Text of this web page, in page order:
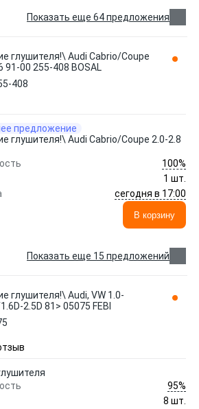
Показать еще 64 предложения
глушителя!\ Audi Cabrio/Coupe
91-00 255-408 BOSAL
408
предложение
глушителя!\ Audi Cabrio/Coupe 2.0-2.8
100%
1 шт.
сегодня в 17:00
В корзину
Показать еще 15 предложений
глушителя!\ Audi, VW 1.0-
2.5D 81> 05075 FEBI
95%
8 шт.